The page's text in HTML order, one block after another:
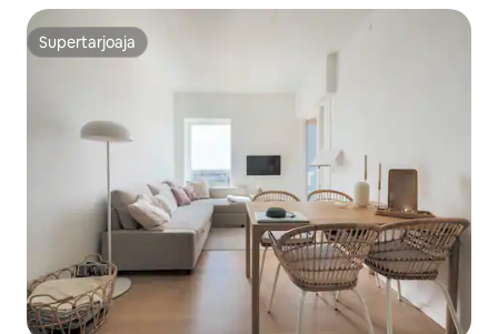
Supertarjoaja
Supertarjoaja